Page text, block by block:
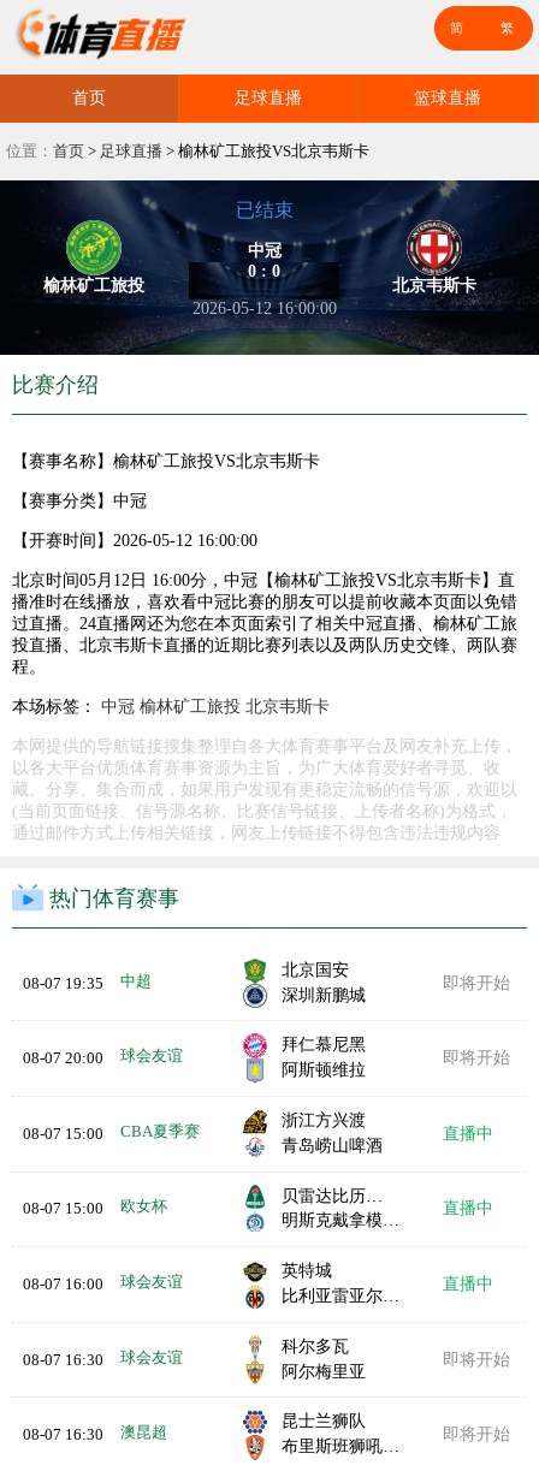
首页 足球直播 篮球直播
位置： 首页 > 足球直播 > 榆林矿工旅投VS北京韦斯卡
榆林矿工旅投
已结束
中冠
0 : 0
2026-05-12 16:00:00
北京韦斯卡
比赛介绍
【赛事名称】 榆林矿工旅投VS北京韦斯卡
【赛事分类】 中冠
【开赛时间】 2026-05-12 16:00:00
北京时间05月12日 16:00分，中冠【榆林矿工旅投VS北京韦斯卡】直
播准时在线播放，喜欢看中冠比赛的朋友可以提前收藏本页面以免错
过直播。24直播网还为您在本页面索引了相关中冠直播、榆林矿工旅
投直播、北京韦斯卡直播的近期比赛列表以及两队历史交锋、两队赛
程。
本场标签： 中冠 榆林矿工旅投 北京韦斯卡
本网提供的导航链接搜集整理自各大体育赛事平台及网友补充上传，
以各大平台优质体育赛事资源为主旨，为广大体育爱好者寻觅、收
藏、分享、集合而成，如果用户发现有更稳定流畅的信号源，欢迎以
(当前页面链接、信号源名称、比赛信号链接、上传者名称)为格式，
通过邮件方式上传相关链接，网友上传链接不得包含违法违规内容
热门体育赛事
08-07 19:35 中超
北京国安
深圳新鹏城
即将开始
08-07 20:00 球会友谊
拜仁慕尼黑
阿斯顿维拉
即将开始
08-07 15:00 CBA夏季赛
浙江方兴渡
青岛崂山啤酒
直播中
08-07 15:00 欧女杯
贝雷达比历克女足
明斯克戴拿模女足
直播中
08-07 16:00 球会友谊
英特城
比利亚雷亚尔B队
直播中
08-07 16:30 球会友谊
科尔多瓦
阿尔梅里亚
即将开始
08-07 16:30 澳昆超
昆士兰狮队
布里斯班狮吼青年队
即将开始